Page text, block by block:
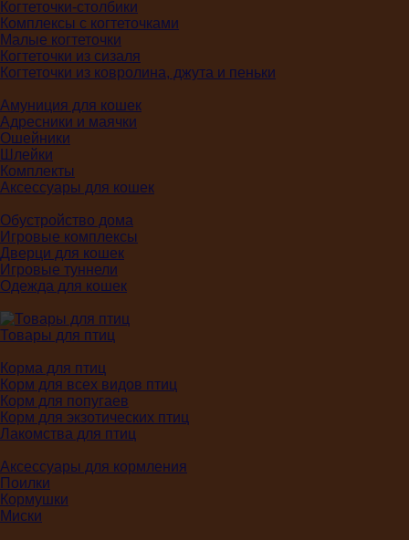
Когтеточки-столбики
Комплексы с когтеточками
Малые когтеточки
Когтеточки из сизаля
Когтеточки из ковролина, джута и пеньки
Амуниция для кошек
Адресники и маячки
Ошейники
Шлейки
Комплекты
Аксессуары для кошек
Обустройство дома
Игровые комплексы
Дверци для кошек
Игровые туннели
Одежда для кошек
Товары для птиц
Корма для птиц
Корм для всех видов птиц
Корм для попугаев
Корм для экзотических птиц
Лакомства для птиц
Аксессуары для кормления
Поилки
Кормушки
Миски